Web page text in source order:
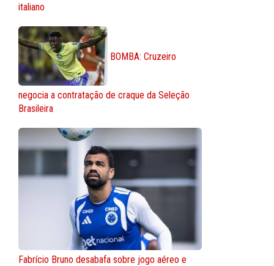
italiano
BOMBA: Cruzeiro
negocia a contratação de craque da Seleção
Brasileira
Fabrício Bruno desabafa sobre jogo aéreo e